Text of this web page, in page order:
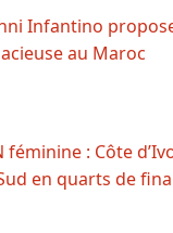
Infantino
au Maroc
féminine : Côte
en quarts de